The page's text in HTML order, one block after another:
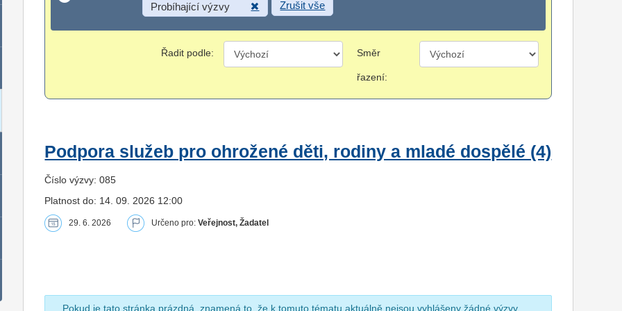
Probíhající výzvy Zrušit vše
Řadit podle: Směr
řazení:
Podpora služeb pro ohrožené děti, rodiny a mladé dospělé (4)
Číslo výzvy: 085
Platnost do: 14. 09. 2026 12:00
29. 6. 2026 Určeno pro:Veřejnost, Žadatel
Pokud je tato stránka prázdná, znamená to, že k tomuto tématu aktuálně nejsou vyhlášeny žádné výzvy.